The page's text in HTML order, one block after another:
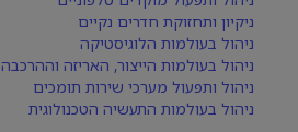
ניקיון ותחזוקת חדרים נקיים
ניהול בעולמות הלוגיסטיקה
ניהול בעולמות הייצור, האריזה וההרכבה
ניהול ותפעול מערכי שירות תומכים
ניהול בעולמות התעשיה הטכנולוגית